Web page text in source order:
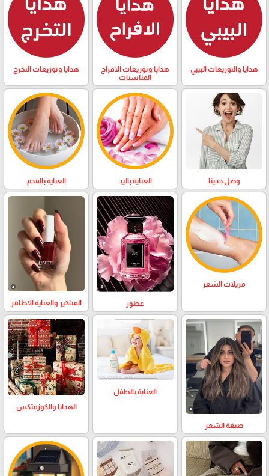
هدايا والتوزيعات البيبي
هدايا وتوزيعات الافراح
المناسبات
هدايا وتوزيعات التخرج
وصل حديثا العناية باليد العناية بالقدم
مزيلات الشعر
عطور المناكير والعناية الاظافر
صبغة الشعر
العناية بالطفل
الهدايا والكوزمتكس